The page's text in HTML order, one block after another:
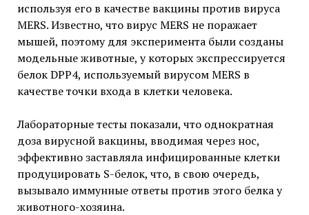
используя его в качестве вакцины против вируса
MERS. Известно, что вирус MERS не поражает
мышей, поэтому для эксперимента были созданы
модельные животные, у которых экспрессируется
белок DPP4, используемый вирусом MERS в
качестве точки входа в клетки человека.
Лабораторные тесты показали, что однократная
доза вирусной вакцины, вводимая через нос,
эффективно заставляла инфицированные клетки
продуцировать S-белок, что, в свою очередь,
вызывало иммунные ответы против этого белка у
животного-хозяина.